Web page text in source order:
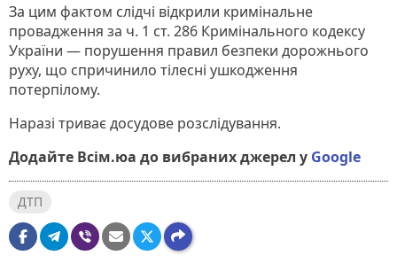
За цим фактом слідчі відкрили кримінальне
провадження за ч. 1 ст. 286 Кримінального кодексу
України — порушення правил безпеки дорожнього
руху, що спричинило тілесні ушкодження
потерпілому.
Наразі триває досудове розслідування.
Додайте Всім.юа до вибраних джерел у Google
ДТП